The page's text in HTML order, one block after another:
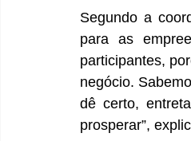
Segundo a
para as
participantes,
negócio.
dê certo,
prosperar”,